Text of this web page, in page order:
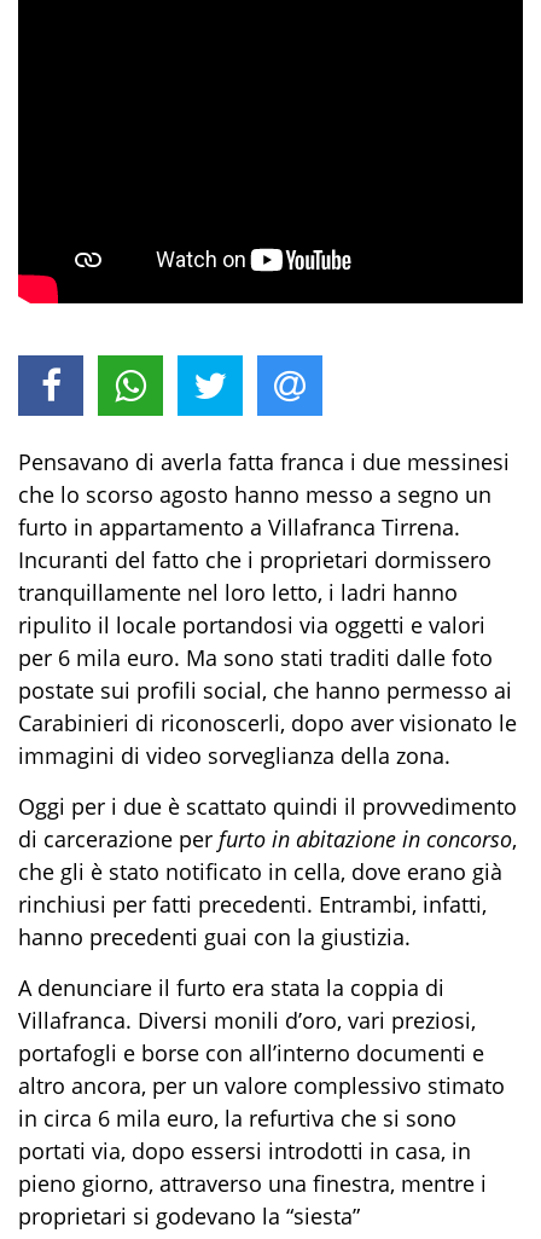
Pensavano di averla fatta franca i due messinesi
che lo scorso agosto hanno messo a segno un
furto in appartamento a Villafranca Tirrena.
Incuranti del fatto che i proprietari dormissero
tranquillamente nel loro letto, i ladri hanno
ripulito il locale portandosi via oggetti e valori
per 6 mila euro. Ma sono stati traditi dalle foto
postate sui profili social, che hanno permesso ai
Carabinieri di riconoscerli, dopo aver visionato le
immagini di video sorveglianza della zona.
Oggi per i due è scattato quindi il provvedimento
di carcerazione per furto in abitazione in concorso,
che gli è stato notificato in cella, dove erano già
rinchiusi per fatti precedenti. Entrambi, infatti,
hanno precedenti guai con la giustizia.
A denunciare il furto era stata la coppia di
Villafranca. Diversi monili d’oro, vari preziosi,
portafogli e borse con all’interno documenti e
altro ancora, per un valore complessivo stimato
in circa 6 mila euro, la refurtiva che si sono
portati via, dopo essersi introdotti in casa, in
pieno giorno, attraverso una finestra, mentre i
proprietari si godevano la “siesta”